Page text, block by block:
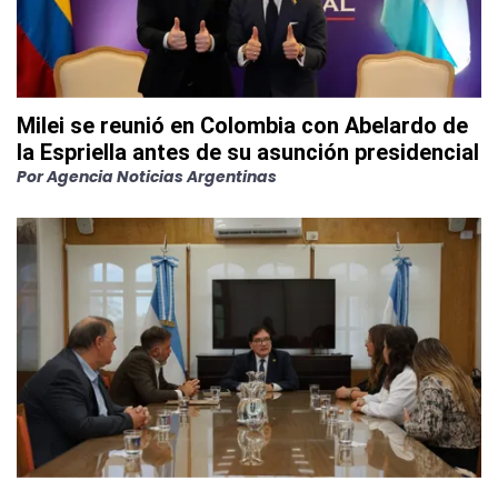
Milei se reunió en Colombia con Abelardo de
la Espriella antes de su asunción presidencial
PorAgencia Noticias Argentinas